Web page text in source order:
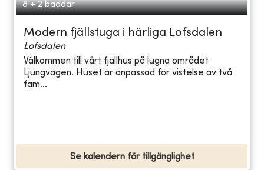
8 + 2 bäddar
Modern fjällstuga i härliga Lofsdalen
Lofsdalen
Välkommen till vårt fjällhus på lugna området
Ljungvägen. Huset är anpassad för vistelse av två
fam...
Se kalendern för tillgänglighet